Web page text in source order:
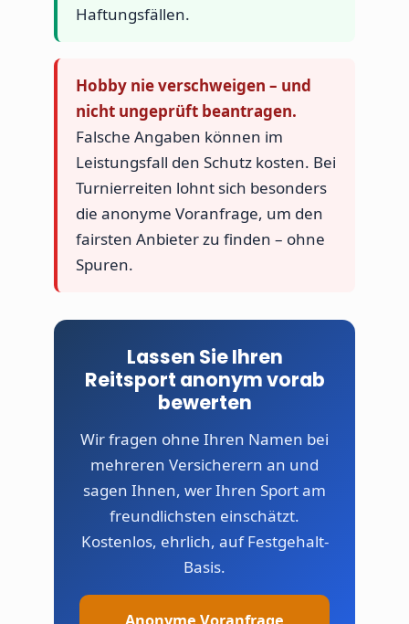
Haftungsfällen.
Hobby nie verschweigen – und
nicht ungeprüft beantragen.
Falsche Angaben können im
Leistungsfall den Schutz kosten. Bei
Turnierreiten lohnt sich besonders
die anonyme Voranfrage, um den
fairsten Anbieter zu finden – ohne
Spuren.
Lassen Sie Ihren
Reitsport anonym vorab
bewerten
Wir fragen ohne Ihren Namen bei
mehreren Versicherern an und
sagen Ihnen, wer Ihren Sport am
freundlichsten einschätzt.
Kostenlos, ehrlich, auf Festgehalt-
Basis.
Anonyme Voranfrage